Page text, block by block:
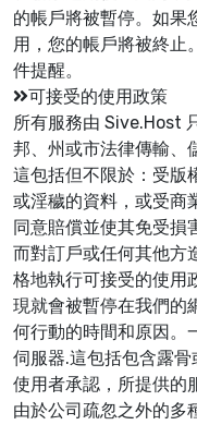
的帳戶將被暫停。如果
用，您的帳戶將被終止
件提醒。
可接受的使用政策
所有服務由 Sive.Host
邦、州或市法律傳輸、
這包括但不限於：受版
或淫穢的資料，或受商
同意賠償並使其免受損
而對訂戶或任何其他方
格地執行可接受的使用
現就會被暫停在我們的
何行動的時間和原因。
伺服器.這包括包含露骨
使用者承認，所提供的
由於公司疏忽之外的多